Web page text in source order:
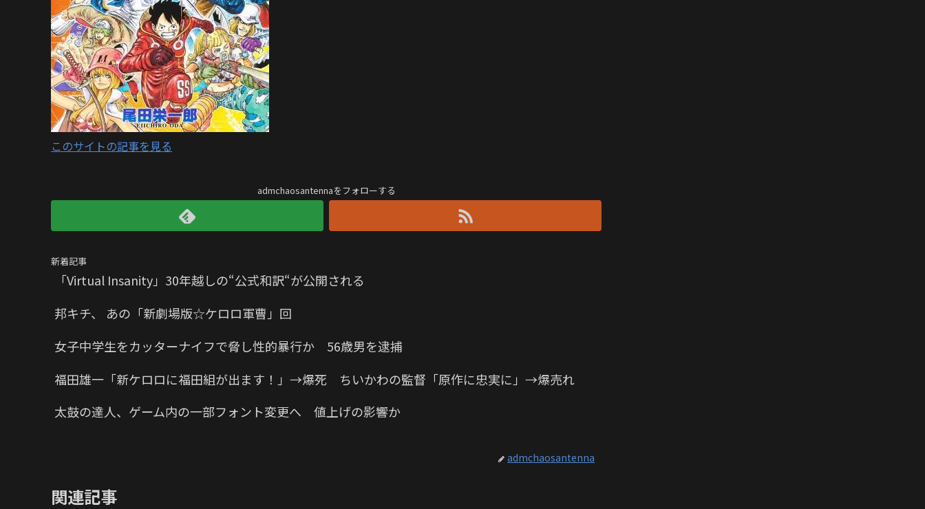
このサイトの記事を見る
admchaosantennaをフォローする
新着記事
「Virtual Insanity」30年越しの“公式和訳“が公開される
邦キチ、 あの「新劇場版☆ケロロ軍曹」回
女子中学生をカッターナイフで脅し性的暴行か 56歳男を逮捕
福田雄一「新ケロロに福田組が出ます！」→爆死 ちいかわの監督「原作に忠実に」→爆売れ
太鼓の達人、ゲーム内の一部フォント変更へ 値上げの影響か
admchaosantenna
関連記事